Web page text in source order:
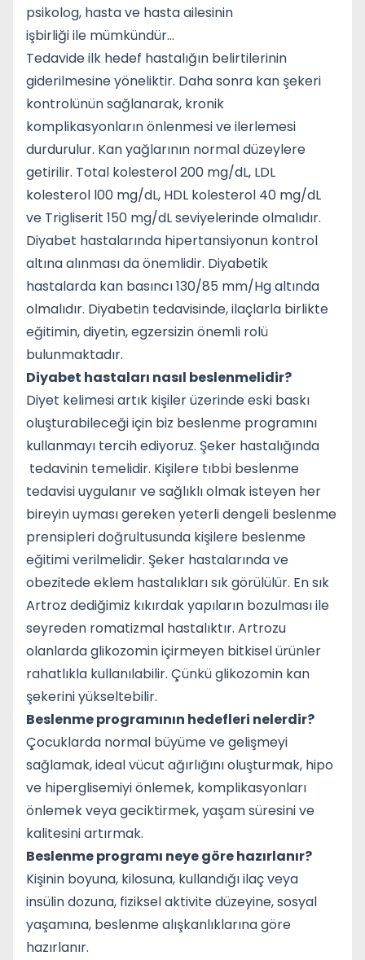
psikolog, hasta ve hasta ailesinin
işbirliği ile mümkündür…
Tedavide ilk hedef hastalığın belirtilerinin
giderilmesine yöneliktir. Daha sonra kan şekeri
kontrolünün sağlanarak, kronik
komplikasyonların önlenmesi ve ilerlemesi
durdurulur. Kan yağlarının normal düzeylere
getirilir. Total kolesterol 200 mg/dL, LDL
kolesterol l00 mg/dL, HDL kolesterol 40 mg/dL
ve Trigliserit 150 mg/dL seviyelerinde olmalıdır.
Diyabet hastalarında hipertansiyonun kontrol
altına alınması da önemlidir. Diyabetik
hastalarda kan basıncı 130/85 mm/Hg altında
olmalıdır. Diyabetin tedavisinde, ilaçlarla birlikte
eğitimin, diyetin, egzersizin önemli rolü
bulunmaktadır.
Diyabet hastaları nasıl beslenmelidir?
Diyet kelimesi artık kişiler üzerinde eski baskı
oluşturabileceği için biz beslenme programını
kullanmayı tercih ediyoruz. Şeker hastalığında
tedavinin temelidir. Kişilere tıbbi beslenme
tedavisi uygulanır ve sağlıklı olmak isteyen her
bireyin uyması gereken yeterli dengeli beslenme
prensipleri doğrultusunda kişilere beslenme
eğitimi verilmelidir. Şeker hastalarında ve
obezitede eklem hastalıkları sık görülülür. En sık
Artroz dediğimiz kıkırdak yapıların bozulması ile
seyreden romatizmal hastalıktır. Artrozu
olanlarda glikozomin içirmeyen bitkisel ürünler
rahatlıkla kullanılabilir. Çünkü glikozomin kan
şekerini yükseltebilir.
Beslenme programının hedefleri nelerdir?
Çocuklarda normal büyüme ve gelişmeyi
sağlamak, ideal vücut ağırlığını oluşturmak, hipo
ve hiperglisemiyi önlemek, komplikasyonları
önlemek veya geciktirmek, yaşam süresini ve
kalitesini artırmak.
Beslenme programı neye göre hazırlanır?
Kişinin boyuna, kilosuna, kullandığı ilaç veya
insülin dozuna, fiziksel aktivite düzeyine, sosyal
yaşamına, beslenme alışkanlıklarına göre
hazırlanır.